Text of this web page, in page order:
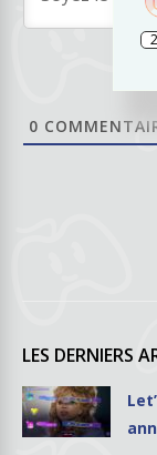
0
LES DERNIERS